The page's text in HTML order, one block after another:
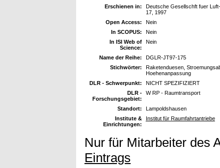
Erschienen in:
Deutsche Gesellschft fuer
17, 1997
Open Access:
Nein
In SCOPUS:
Nein
In ISI Web of
Science:
Nein
Name der Reihe:
DGLR-JT97-175
Stichwörter:
Raketenduesen,
Hoehenanpassung
DLR - Schwerpunkt:
NICHT SPEZIFIZIERT
DLR -
Forschungsgebiet:
W RP - Raumtransport
Standort:
Lampoldshausen
Institute &
Einrichtungen:
Institut für Raumfahrtantriebe
Nur für Mitarbeiter des
Eintrags